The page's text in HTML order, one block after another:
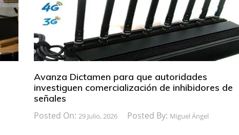
Avanza Dictamen para que autoridades
investiguen comercialización de inhibidores de
señales
Posted On: 29 Julio, 2026 Posted By: Miguel Ángel